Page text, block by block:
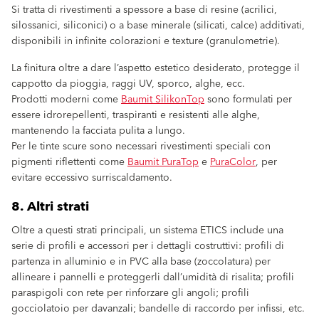
Si tratta di rivestimenti a spessore a base di resine (acrilici,
silossanici, siliconici) o a base minerale (silicati, calce) additivati,
disponibili in infinite colorazioni e texture (granulometrie).
La finitura oltre a dare l’aspetto estetico desiderato, protegge il
cappotto da pioggia, raggi UV, sporco, alghe, ecc.
Prodotti moderni comeBaumit SilikonTopsono formulati per
essere idrorepellenti, traspiranti e resistenti alle alghe,
mantenendo la facciata pulita a lungo.
Per le tinte scure sono necessari rivestimenti speciali con
pigmenti riflettenti comeBaumit PuraTopePuraColor, per
evitare eccessivo surriscaldamento.
8. Altri strati
Oltre a questi strati principali, un sistema ETICS include una
serie di profili e accessori per i dettagli costruttivi: profili di
partenza in alluminio e in PVC alla base (zoccolatura) per
allineare i pannelli e proteggerli dall’umidità di risalita; profili
paraspigoli con rete per rinforzare gli angoli; profili
gocciolatoio per davanzali; bandelle di raccordo per infissi, etc.